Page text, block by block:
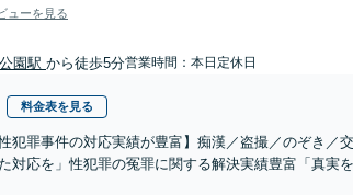
ューを見る
園駅 から徒歩5分営業時間：本日定休日
料金表を見る
犯罪事件の対応実績が豊富】痴漢／盗撮／のぞき／
対応を」性犯罪の冤罪に関する解決実績豊富「真実